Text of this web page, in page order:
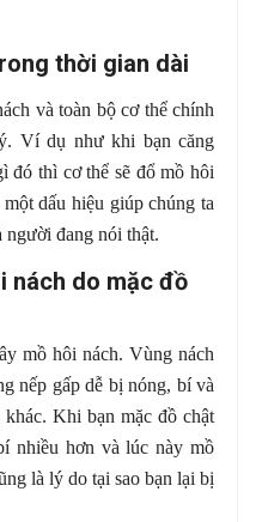
thời gian dài
và toàn bộ cơ thể chính
Ví dụ như khi bạn căng
đó thì cơ thể sẽ đổ mồ hôi
dấu hiệu giúp chúng ta
đang nói thật.
nách do mặc đồ
mồ hôi nách. Vùng nách
nếp gấp dễ bị nóng, bí và
Khi bạn mặc đồ chật
nhiều hơn và lúc này mồ
là lý do tại sao bạn lại bị